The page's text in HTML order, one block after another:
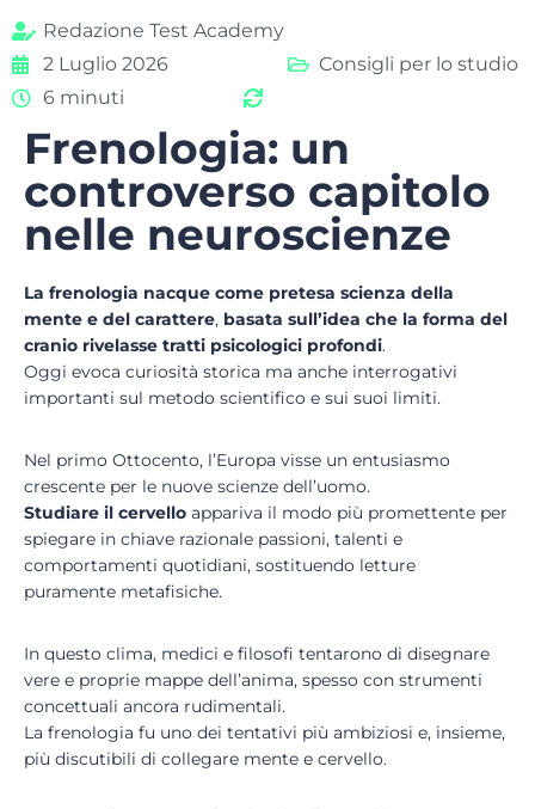
Redazione Test Academy
2 Luglio 2026
Consigli per lo studio
6 minuti
Frenologia: un
controverso capitolo
nelle neuroscienze
La frenologia nacque come pretesa scienza della
mente e del carattere, basata sull’idea che la forma del
cranio rivelasse tratti psicologici profondi.
Oggi evoca curiosità storica ma anche interrogativi
importanti sul metodo scientifico e sui suoi limiti.
Nel primo Ottocento, l’Europa visse un entusiasmo
crescente per le nuove scienze dell’uomo.
Studiare il cervello appariva il modo più promettente per
spiegare in chiave razionale passioni, talenti e
comportamenti quotidiani, sostituendo letture
puramente metafisiche.
In questo clima, medici e filosofi tentarono di disegnare
vere e proprie mappe dell’anima, spesso con strumenti
concettuali ancora rudimentali.
La frenologia fu uno dei tentativi più ambiziosi e, insieme,
più discutibili di collegare mente e cervello.